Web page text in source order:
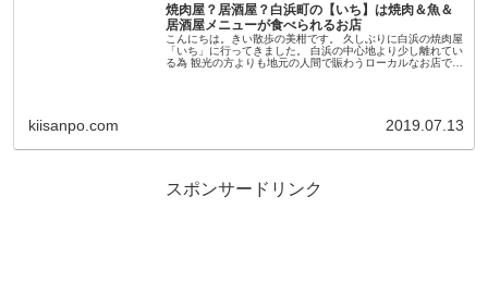
焼肉屋？居酒屋？白浜町の【いち】は焼肉＆魚＆
居酒屋メニューが食べられるお店
こんにちは。きい散歩の美柑です。 久しぶりに白浜の焼肉屋
「いち」に行ってきました。 白浜の中心地より少し離れてい
る為 観光の方よりも地元の人間で賑わうローカルなお店で
kiisanpo.com 2019.07.13
スポンサードリンク